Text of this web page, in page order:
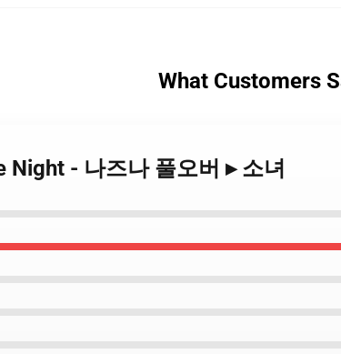
What Customers
- 나즈나 풀오버 ▸ 소녀